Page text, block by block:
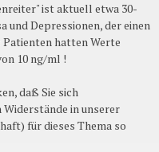
ist aktuell etwa 30-
und Depressionen, der einen
Patienten hatten Werte
10 ng/ml !
daß Sie sich
Widerstände in unserer
für dieses Thema so